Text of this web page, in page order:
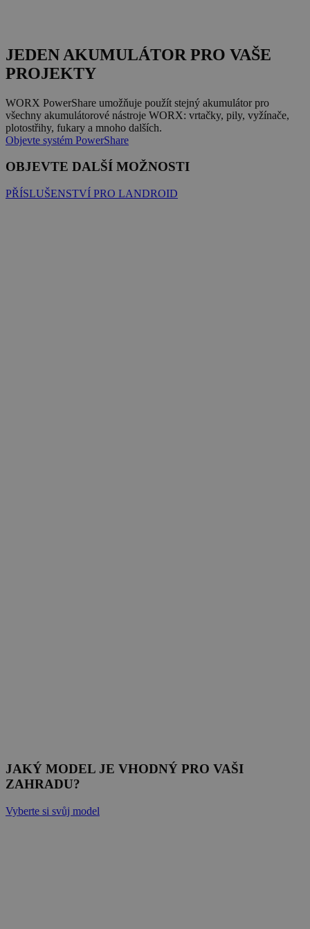
JEDEN AKUMULÁTOR PRO VAŠE
PROJEKTY
WORX PowerShare umožňuje použít stejný akumulátor pro
všechny akumulátorové nástroje WORX: vrtačky, pily, vyžínače,
plotostřihy, fukary a mnoho dalších.
Objevte systém PowerShare
OBJEVTE DALŠÍ MOŽNOSTI
PŘÍSLUŠENSTVÍ PRO LANDROID
JAKÝ MODEL JE VHODNÝ PRO VAŠI
ZAHRADU?
Vyberte si svůj model